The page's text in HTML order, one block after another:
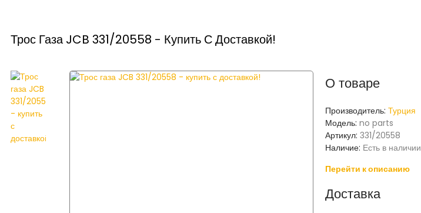
Трос Газа JCB 331/20558 - Купить С Доставкой!
О товаре
Производитель:Турция
Модель:no parts
Артикул:331/20558
Наличие: Есть в наличии
Перейти к описанию
Доставка